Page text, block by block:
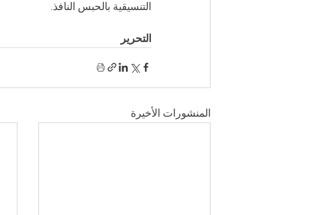
التنسيقية بالحبس النافذ.
التحرير
المنشورات الأخيرة